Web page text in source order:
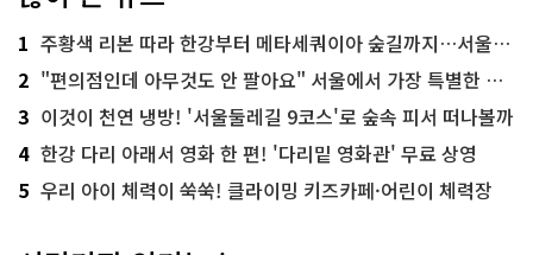
1 주황색 리본 따라 한강부터 메타세쿼이아 숲길까지…서울둘레길 15코스
2 "편의점인데 아무것도 안 팔아요" 서울에서 가장 특별한 편의점의 정체
3 이것이 천연 냉방! '서울둘레길 9코스'로 숲속 피서 떠나볼까
4 한강 다리 아래서 영화 한 편! '다리밑 영화관' 무료 상영
5 우리 아이 체력이 쑥쑥! 클라이밍 키즈카페·어린이 체력장